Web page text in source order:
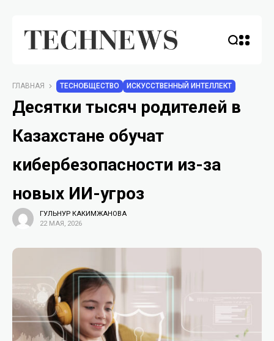
ГЛАВНАЯ TECHОБЩЕСТВО ИСКУССТВЕННЫЙ ИНТЕЛЛЕКТ
Десятки тысяч родителей в
Казахстане обучат
кибербезопасности из-за
новых ИИ-угроз
ГУЛЬНУР КАКИМЖАНОВА
22 МАЯ, 2026